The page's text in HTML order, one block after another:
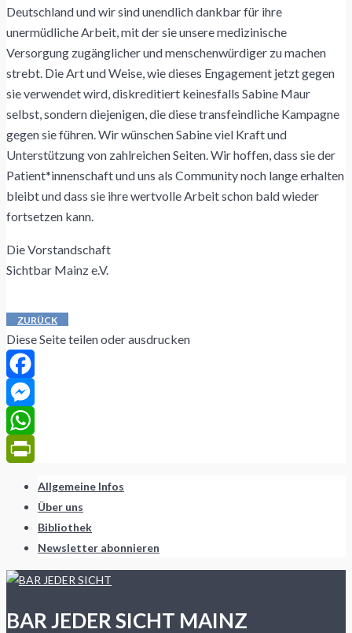
Deutschland und wir sind unendlich dankbar für ihre
unermüdliche Arbeit, mit der sie unsere medizinische
Versorgung zugänglicher und menschenwürdiger zu machen
strebt. Die Art und Weise, wie dieses Engagement jetzt gegen
sie verwendet wird, diskreditiert keinesfalls Sabine Maur
selbst, sondern diejenigen, die diese transfeindliche Kampagne
gegen sie führen. Wir wünschen Sabine viel Kraft und
Unterstützung von zahlreichen Seiten. Wir hoffen, dass sie der
Patient*innenschaft und uns als Community noch lange erhalten
bleibt und dass sie ihre wertvolle Arbeit schon bald wieder
fortsetzen kann.
Die Vorstandschaft
Sichtbar Mainz e.V.
ZURÜCK
Diese Seite teilen oder ausdrucken
Facebook
Messenger
WhatsApp
Allgemeine Infos
Über uns
Bibliothek
Newsletter abonnieren
BAR JEDER SICHT MAINZ